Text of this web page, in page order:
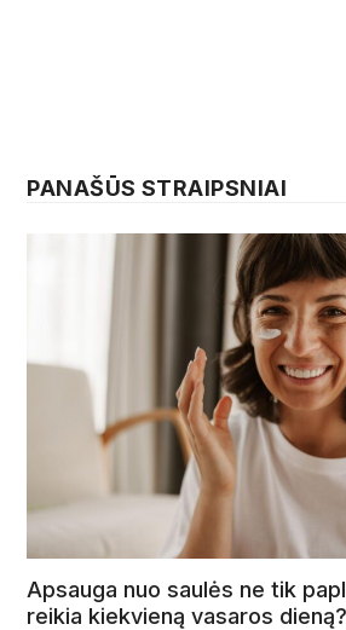
PANAŠŪS STRAIPSNIAI
Apsauga nuo saulės ne tik
reikia kiekvieną vasaros dieną?